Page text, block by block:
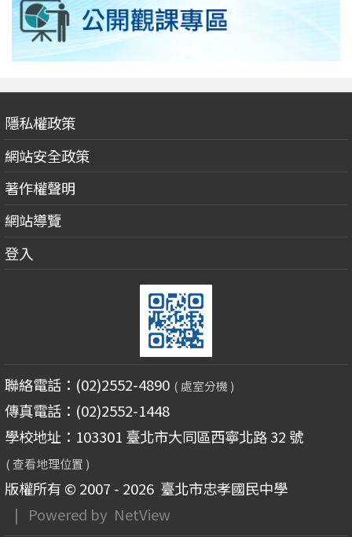
隱私權政策
網站安全政策
著作權聲明
網站導覽
登入
聯絡電話：(02)2552-4890 ( 處室分機 )
傳真電話：(02)2552-1448
學校地址：103301 臺北市大同區西寧北路 32 號
( 查看地理位置 )
版權所有 © 2007 - 2026臺北市忠孝國民中學
| Powered by NetView